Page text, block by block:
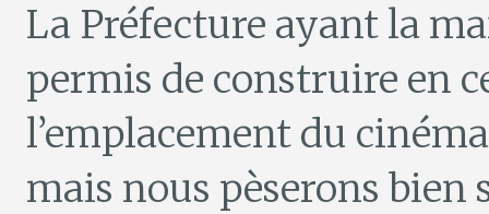
La Préfecture ayant la
permis de construire en
l’emplacement du
mais nous pèserons bien